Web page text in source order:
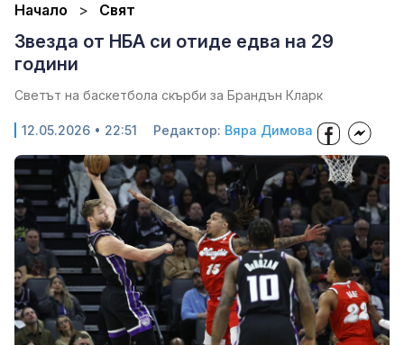
Начало Свят
Звезда от НБА си отиде едва на 29
години
Светът на баскетбола скърби за Брандън Кларк
12.05.2026 • 22:51 Редактор: Вяра Димова